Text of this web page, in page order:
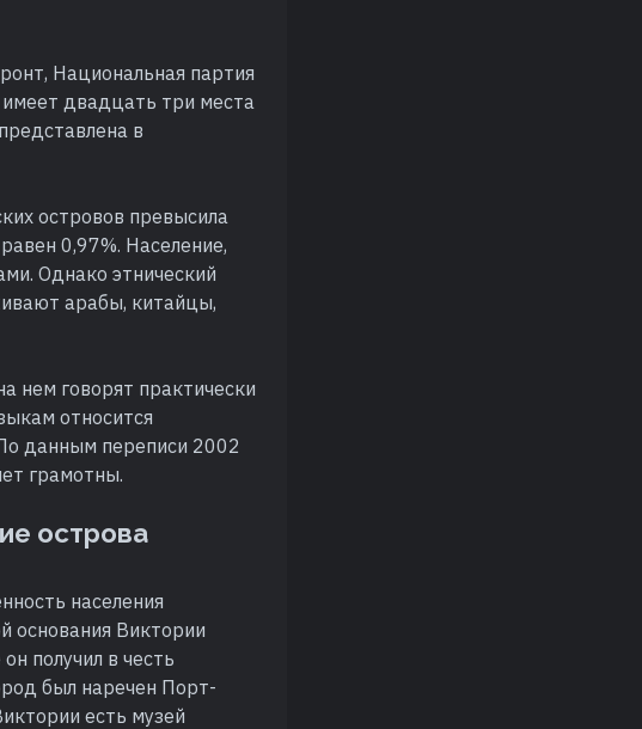
Национальная партия
двадцать три места
в
островов превысила
0,97%. Население,
Однако этнический
арабы, китайцы,
нем говорят практически
относится
данным переписи 2002
грамотны.
острова
населения
основания Виктории
получил в честь
был наречен Порт-
есть музей